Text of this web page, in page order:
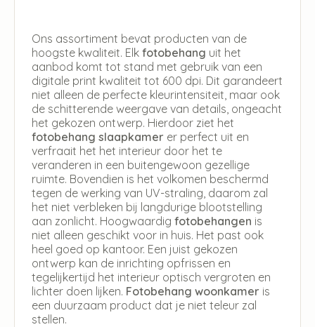
Ons assortiment bevat producten van de
hoogste kwaliteit. Elk fotobehang uit het
aanbod komt tot stand met gebruik van een
digitale print kwaliteit tot 600 dpi. Dit garandeert
niet alleen de perfecte kleurintensiteit, maar ook
de schitterende weergave van details, ongeacht
het gekozen ontwerp. Hierdoor ziet het
fotobehang slaapkamer er perfect uit en
verfraait het het interieur door het te
veranderen in een buitengewoon gezellige
ruimte. Bovendien is het volkomen beschermd
tegen de werking van UV-straling, daarom zal
het niet verbleken bij langdurige blootstelling
aan zonlicht. Hoogwaardig fotobehangen is
niet alleen geschikt voor in huis. Het past ook
heel goed op kantoor. Een juist gekozen
ontwerp kan de inrichting opfrissen en
tegelijkertijd het interieur optisch vergroten en
lichter doen lijken. Fotobehang woonkamer is
een duurzaam product dat je niet teleur zal
stellen.